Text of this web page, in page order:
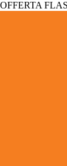
OFFERTA